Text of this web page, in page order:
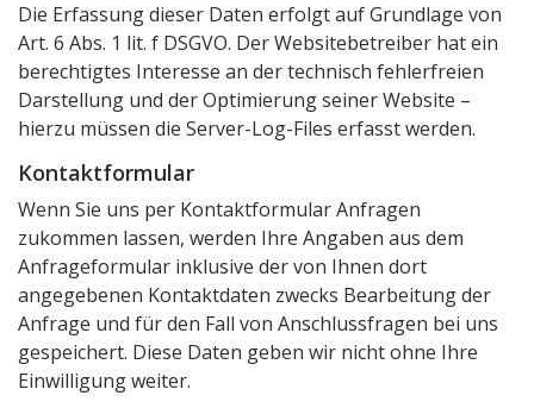
Die Erfassung dieser Daten erfolgt auf Grundlage von
Art. 6 Abs. 1 lit. f DSGVO. Der Websitebetreiber hat ein
berechtigtes Interesse an der technisch fehlerfreien
Darstellung und der Optimierung seiner Website –
hierzu müssen die Server-Log-Files erfasst werden.
Kontaktformular
Wenn Sie uns per Kontaktformular Anfragen
zukommen lassen, werden Ihre Angaben aus dem
Anfrageformular inklusive der von Ihnen dort
angegebenen Kontaktdaten zwecks Bearbeitung der
Anfrage und für den Fall von Anschlussfragen bei uns
gespeichert. Diese Daten geben wir nicht ohne Ihre
Einwilligung weiter.